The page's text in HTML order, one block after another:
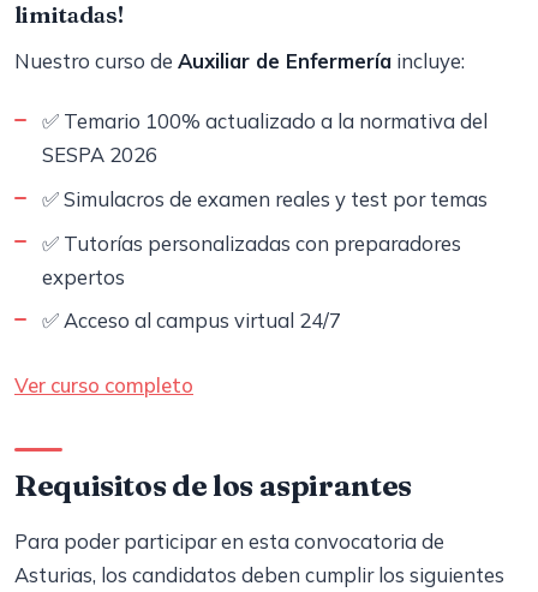
limitadas!
Nuestro curso de Auxiliar de Enfermería incluye:
✅ Temario 100% actualizado a la normativa del
SESPA 2026
✅ Simulacros de examen reales y test por temas
✅ Tutorías personalizadas con preparadores
expertos
✅ Acceso al campus virtual 24/7
Ver curso completo
Requisitos de los aspirantes
Para poder participar en esta convocatoria de
Asturias, los candidatos deben cumplir los siguientes